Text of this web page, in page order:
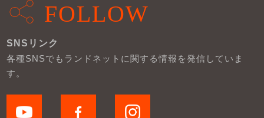
FOLLOW
SNSリンク
各種SNSでもランドネットに関する情報を発信していま
す。